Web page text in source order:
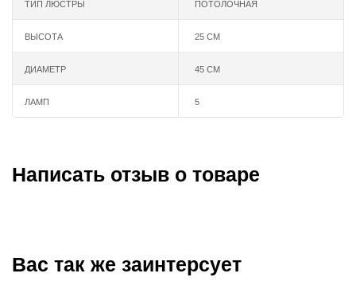
ТИП ЛЮСТРЫ ПОТОЛОЧНАЯ
ВЫСОТА 25 СМ
ДИАМЕТР 45 СМ
ЛАМП 5
Написать отзыв о товаре
Вас так же заинтерсует